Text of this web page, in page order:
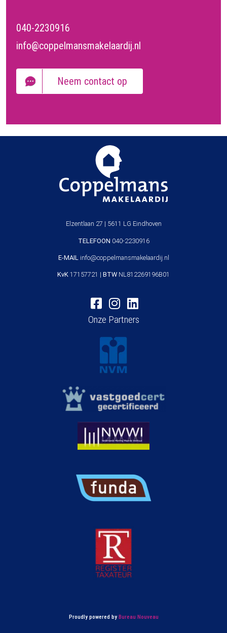
040-2230916
info@coppelmansmakelaardij.nl
Neem contact op
Elzentlaan 27 | 5611 LG Eindhoven
TELEFOON 040-2230916
E-MAIL info@coppelmansmakelaardij.nl
KvK 17157721 | BTW NL812269196B01
Onze Partners
Proudly powered by Bureau Nouveau